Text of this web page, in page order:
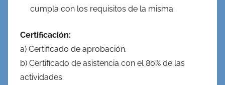
cumpla con los requisitos de la misma.
Certificación:
a) Certificado de aprobación.
b) Certificado de asistencia con el 80% de las
actividades.